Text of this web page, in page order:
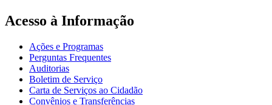
Acesso à Informação
Ações e Programas
Perguntas Frequentes
Auditorias
Boletim de Serviço
Carta de Serviços ao Cidadão
Convênios e Transferências